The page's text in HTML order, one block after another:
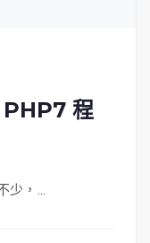
程
少，…